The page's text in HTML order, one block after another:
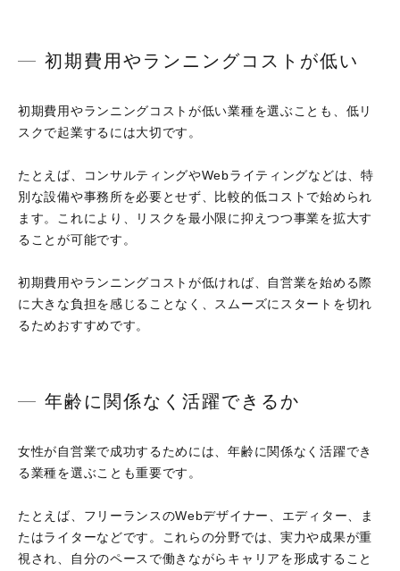
初期費用やランニングコストが低い
初期費用やランニングコストが低い業種を選ぶことも、低リ
スクで起業するには大切です。
たとえば、コンサルティングやWebライティングなどは、特
別な設備や事務所を必要とせず、比較的低コストで始められ
ます。これにより、リスクを最小限に抑えつつ事業を拡大す
ることが可能です。
初期費用やランニングコストが低ければ、自営業を始める際
に大きな負担を感じることなく、スムーズにスタートを切れ
るためおすすめです。
年齢に関係なく活躍できるか
女性が自営業で成功するためには、年齢に関係なく活躍でき
る業種を選ぶことも重要です。
たとえば、フリーランスのWebデザイナー、エディター、ま
たはライターなどです。これらの分野では、実力や成果が重
視され、自分のペースで働きながらキャリアを形成すること